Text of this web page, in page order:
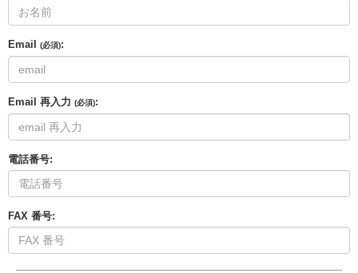
Email (必須):
Email 再入力 (必須):
電話番号:
FAX 番号: